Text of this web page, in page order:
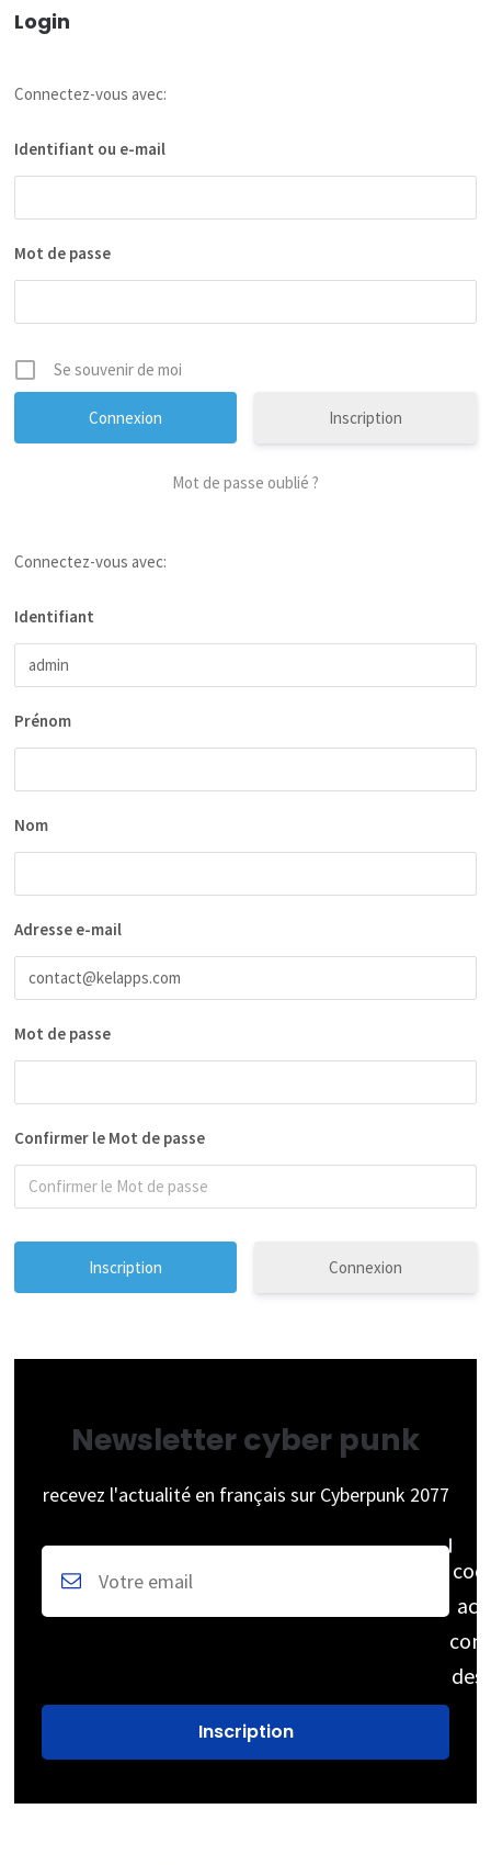
Login
Connectez-vous avec:
Identifiant ou e-mail
Mot de passe
Se souvenir de moi
Inscription
Mot de passe oublié ?
Connectez-vous avec:
Identifiant
Prénom
Nom
Adresse e-mail
Mot de passe
Confirmer le Mot de passe
Connexion
Newsletter cyber punk
recevez l'actualité en français sur Cyberpunk 2077
des